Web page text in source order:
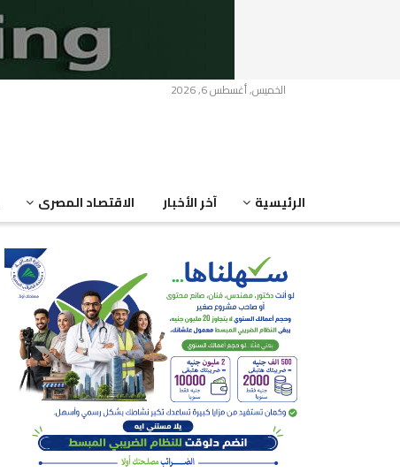
الخميس, أغسطس 6, 2026
الرئيسية آخر الأخبار الاقتصاد المصرى